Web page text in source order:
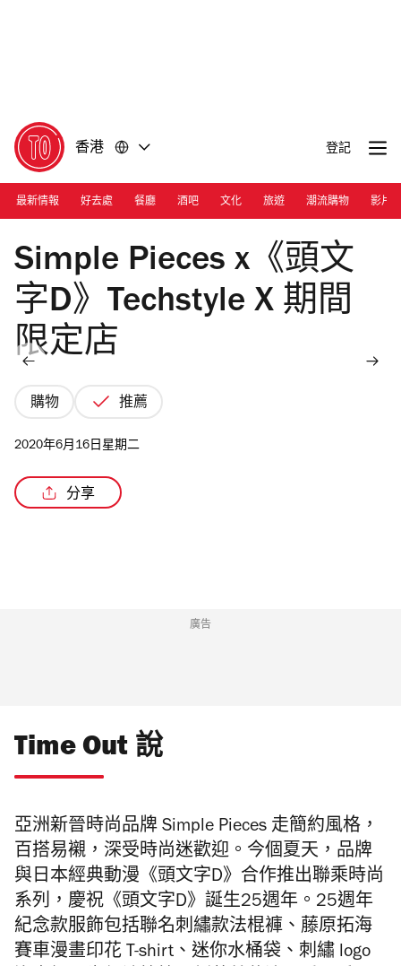
香港 登記
最新情報 好去處 餐廳 酒吧 文化 旅遊 潮流購物 影片
Photograph: Courtesy The Mills Fabrica
Simple Pieces x《頭文
字D》Techstyle X 期間
限定店
購物 推薦
2020年6月16日星期二
分享
廣告
Time Out 說
亞洲新晉時尚品牌 Simple Pieces 走簡約風格，
百搭易襯，深受時尚迷歡迎。今個夏天，品牌
與日本經典動漫《頭文字D》合作推出聯乘時尚
系列，慶祝《頭文字D》誕生25週年。25週年
紀念款服飾包括聯名刺繡款法棍褲、藤原拓海
賽車漫畫印花 T-shirt、迷你水桶袋、刺繡 logo